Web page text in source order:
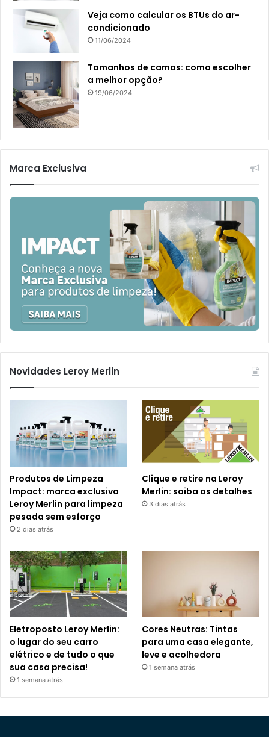
Veja como calcular os BTUs do ar-
condicionado
11/06/2024
Tamanhos de camas: como escolher
a melhor opção?
19/06/2024
Marca Exclusiva
Novidades Leroy Merlin
Produtos de Limpeza
Impact: marca exclusiva
Leroy Merlin para limpeza
pesada sem esforço
2 dias atrás
Clique e retire na Leroy
Merlin: saiba os detalhes
3 dias atrás
Eletroposto Leroy Merlin:
o lugar do seu carro
elétrico e de tudo o que
sua casa precisa!
1 semana atrás
Cores Neutras: Tintas
para uma casa elegante,
leve e acolhedora
1 semana atrás